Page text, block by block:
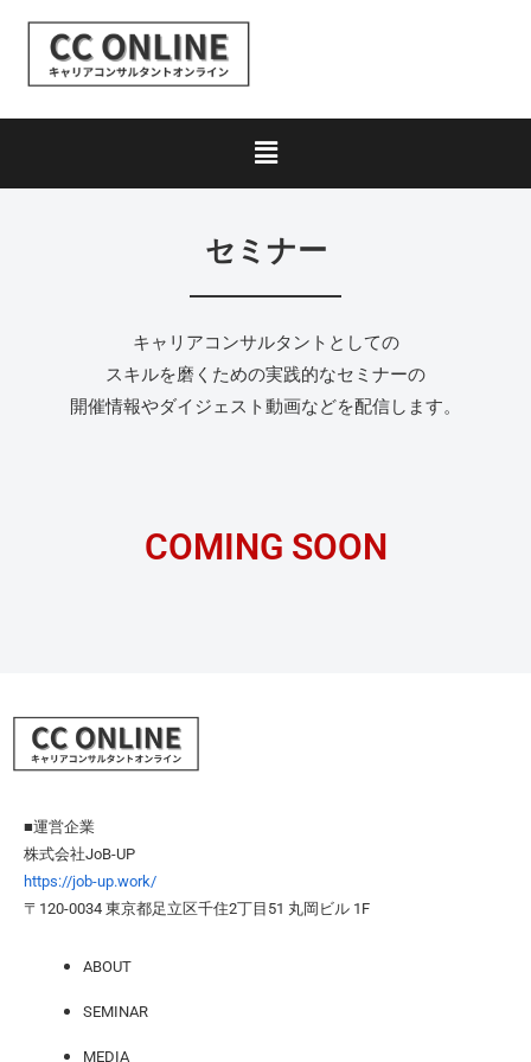
セミナー
キャリアコンサルタントとしての
スキルを磨くための実践的なセミナーの
開催情報やダイジェスト動画などを配信します。
COMING SOON
■運営企業
株式会社JoB-UP
https://job-up.work/
〒120-0034 東京都足立区千住2丁目51 丸岡ビル 1F
ABOUT
SEMINAR
MEDIA